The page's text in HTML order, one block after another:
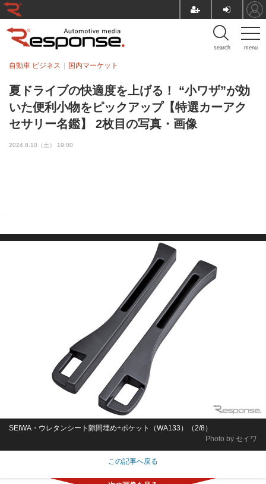
menu
search
夏ドライブの快適度を上げる！ “小ワザ”が効
いた便利小物をピックアップ【特選カーアク
セサリー名鑑】 2枚目の写真・画像
自動車 ビジネス 国内マーケット
2024.8.10（土） 19:00
Photo by セイワ
SEIWA・ウレタンシート隙間埋め+ポケット（WA133）（2/8）
この記事へ戻る